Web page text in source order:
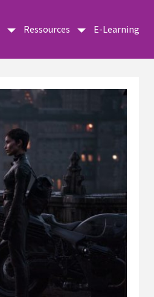
Ressources E-Learning